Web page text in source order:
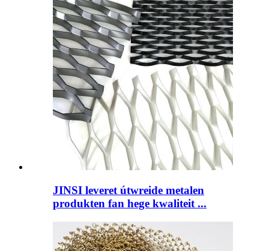
JINSI leveret útwreide metalen
produkten fan hege kwaliteit ...